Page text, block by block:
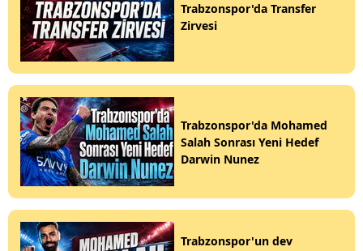
Trabzonspor'da Transfer
Zirvesi
Trabzonspor'da Mohamed
Salah Sonrası Yeni Hedef
Darwin Nunez
Trabzonspor'un dev